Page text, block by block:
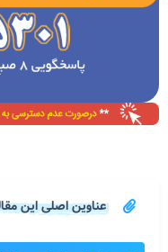
عناوین اصلی این